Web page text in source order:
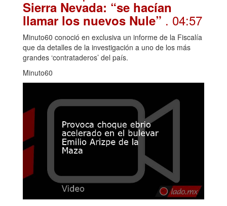
Sierra Nevada: “se hacían
llamar los nuevos Nule” . 04:57
Minuto60 conoció en exclusiva un informe de la Fiscalía
que da detalles de la investigación a uno de los más
grandes ‘contrataderos’ del país.
Minuto60